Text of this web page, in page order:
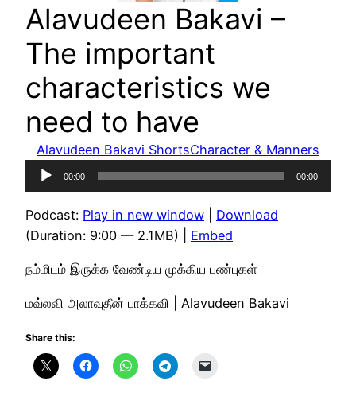
Alavudeen Bakavi –
The important
characteristics we
need to have
Alavudeen Bakavi ShortsCharacter & Manners
Audio
Player
00:00 00:00
Podcast: Play in new window
Download
(Duration: 9:00 — 2.1MB) | Embed
நம்மிடம் இருக்க வேண்டிய முக்கிய பண்புகள்
மவ்லவி அலாவுதீன் பாக்கவி | Alavudeen Bakavi
Share this: